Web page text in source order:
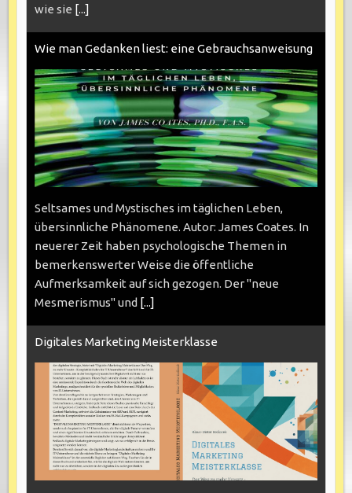
wie sie [...]
Wie man Gedanken liest: eine Gebrauchsanweisung
Seltsames und Mystisches im täglichen Leben,
übersinnliche Phänomene. Autor: James Coates. In
neuerer Zeit haben psychologische Themen in
bemerkenswerter Weise die öffentliche
Aufmerksamkeit auf sich gezogen. Der "neue
Mesmerismus" und [...]
Digitales Marketing Meisterklasse